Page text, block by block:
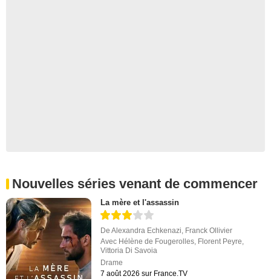
Nouvelles séries venant de commencer
La mère et l'assassin
DeAlexandra Echkenazi, Franck Ollivier
Avec Hélène de Fougerolles, Florent Peyre,
Vittoria Di Savoia
Drame
7 août 2026 sur France.TV